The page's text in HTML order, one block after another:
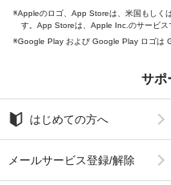
Appleのロゴ、App Storeは、米国もしく
す。App Storeは、Apple Inc.のサービス
Google Play および Google Play ロゴは
サポ
はじめての方へ
メールサービス登録/解除